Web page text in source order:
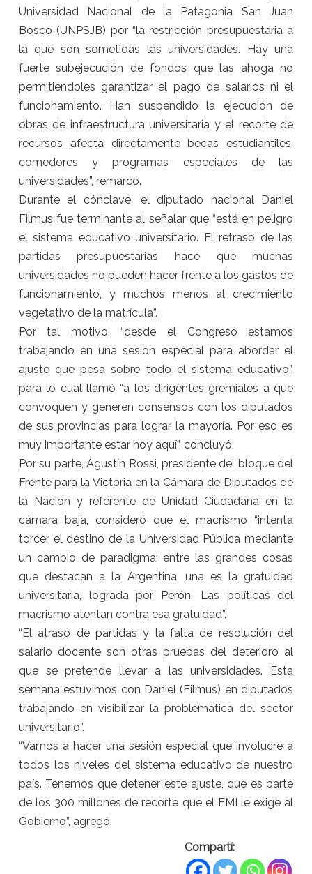
Universidad Nacional de la Patagonia San Juan
Bosco (UNPSJB) por “la restricción presupuestaria a
la que son sometidas las universidades. Hay una
fuerte subejecución de fondos que las ahoga no
permitiéndoles garantizar el pago de salarios ni el
funcionamiento. Han suspendido la ejecución de
obras de infraestructura universitaria y el recorte de
recursos afecta directamente becas estudiantiles,
comedores y programas especiales de las
universidades”, remarcó.
Durante el cónclave, el diputado nacional Daniel
Filmus fue terminante al señalar que “está en peligro
el sistema educativo universitario. El retraso de las
partidas presupuestarias hace que muchas
universidades no pueden hacer frente a los gastos de
funcionamiento, y muchos menos al crecimiento
vegetativo de la matrícula”.
Por tal motivo, “desde el Congreso estamos
trabajando en una sesión especial para abordar el
ajuste que pesa sobre todo el sistema educativo”,
para lo cual llamó “a los dirigentes gremiales a que
convoquen y generen consensos con los diputados
de sus provincias para lograr la mayoría. Por eso es
muy importante estar hoy aquí”, concluyó.
Por su parte, Agustín Rossi, presidente del bloque del
Frente para la Victoria en la Cámara de Diputados de
la Nación y referente de Unidad Ciudadana en la
cámara baja, consideró que el macrismo “intenta
torcer el destino de la Universidad Pública mediante
un cambio de paradigma: entre las grandes cosas
que destacan a la Argentina, una es la gratuidad
universitaria, lograda por Perón. Las políticas del
macrismo atentan contra esa gratuidad”.
“El atraso de partidas y la falta de resolución del
salario docente son otras pruebas del deterioro al
que se pretende llevar a las universidades. Esta
semana estuvimos con Daniel (Filmus) en diputados
trabajando en visibilizar la problemática del sector
universitario”.
“Vamos a hacer una sesión especial que involucre a
todos los niveles del sistema educativo de nuestro
país. Tenemos que detener este ajuste, que es parte
de los 300 millones de recorte que el FMI le exige al
Gobierno”, agregó.
Compartí: